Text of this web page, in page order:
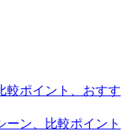
較ポイント、おすす
ーン、比較ポイント